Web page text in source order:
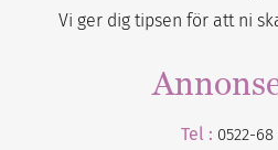
Vi ger dig tipsen för att ni
Tel : 0522-68